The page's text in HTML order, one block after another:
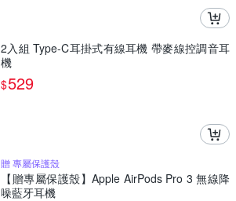
2入組 Type-C耳掛式有線耳機 帶麥線控調音耳
機
$529
贈 專屬保護殼
【贈專屬保護殼】Apple AirPods Pro 3 無線降
噪藍牙耳機